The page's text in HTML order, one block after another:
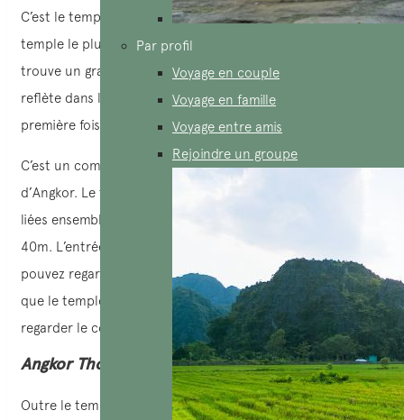
Par profil
Voyage en couple
Voyage en famille
Voyage entre amis
Rejoindre un groupe
C’est le temple avec la plus grande superficie et aussi le
temple le plus important d’Angkor. Avant d’Angkor Vat se
trouve un grand lac et le panorama de ce temple qui se
reflète dans l’eau bleue claire qui vous submerge la
première fois que vous le voyez.
C’est un complexe la plus grande dans les temples
d’Angkor. Le temple d’Angkor Vat se compose de 5 tours
liées ensemble, la plus haute fait 65m, les 4 tours hautes
40m. L’entrée principale de ce temple est à l’ouest où vous
pouvez regarder le coucher du soleil. C’est un moment
que le temple d’Angkor attire le plus de monde pour
regarder le coucher du soleil et prendre de belles photos.
Angkor Thom
Outre le temple d’Angkor Vat, Angkor Thom est également